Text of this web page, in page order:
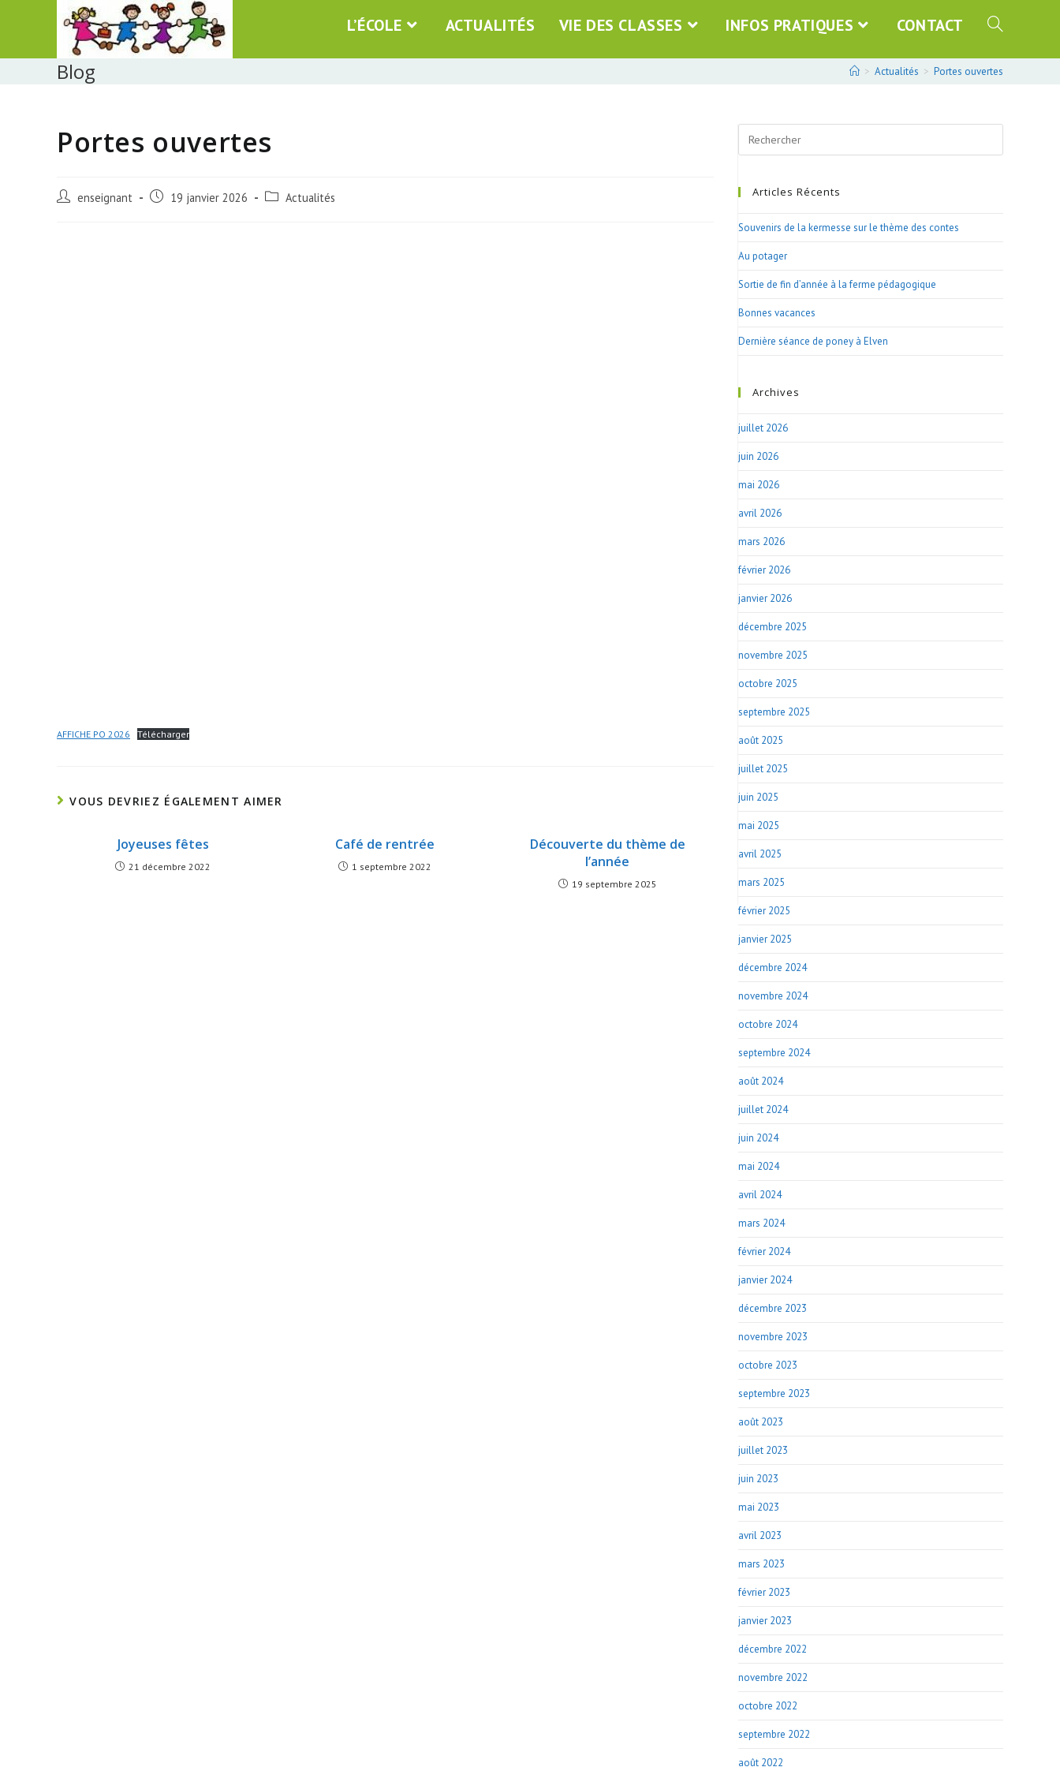
L’ÉCOLE ACTUALITÉS VIE DES CLASSES INFOS PRATIQUES CONTACT
Blog > Actualités > Portes ouvertes
Portes ouvertes
Post enseignant
Post 19 janvier 2026
Post Actualités
AFFICHE PO 2026 Télécharger
VOUS DEVRIEZ ÉGALEMENT AIMER
Joyeuses fêtes
21 décembre 2022
Café de rentrée
1 septembre 2022
Découverte du thème de
l’année
19 septembre 2025
Search
this
Articles Récents
Souvenirs de la kermesse sur le thème des contes
Au potager
Sortie de fin d’année à la ferme pédagogique
Bonnes vacances
Dernière séance de poney à Elven
Archives
juillet 2026
juin 2026
mai 2026
avril 2026
mars 2026
février 2026
janvier 2026
décembre 2025
novembre 2025
octobre 2025
septembre 2025
août 2025
juillet 2025
juin 2025
mai 2025
avril 2025
mars 2025
février 2025
janvier 2025
décembre 2024
novembre 2024
octobre 2024
septembre 2024
août 2024
juillet 2024
juin 2024
mai 2024
avril 2024
mars 2024
février 2024
janvier 2024
décembre 2023
novembre 2023
octobre 2023
septembre 2023
août 2023
juillet 2023
juin 2023
mai 2023
avril 2023
mars 2023
février 2023
janvier 2023
décembre 2022
novembre 2022
octobre 2022
septembre 2022
août 2022